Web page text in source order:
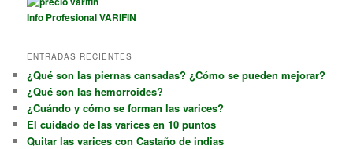
Info Profesional VARIFIN
ENTRADAS RECIENTES
¿Qué son las piernas cansadas? ¿Cómo se pueden mejorar?
¿Qué son las hemorroides?
¿Cuándo y cómo se forman las varices?
El cuidado de las varices en 10 puntos
Quitar las varices con Castaño de indias